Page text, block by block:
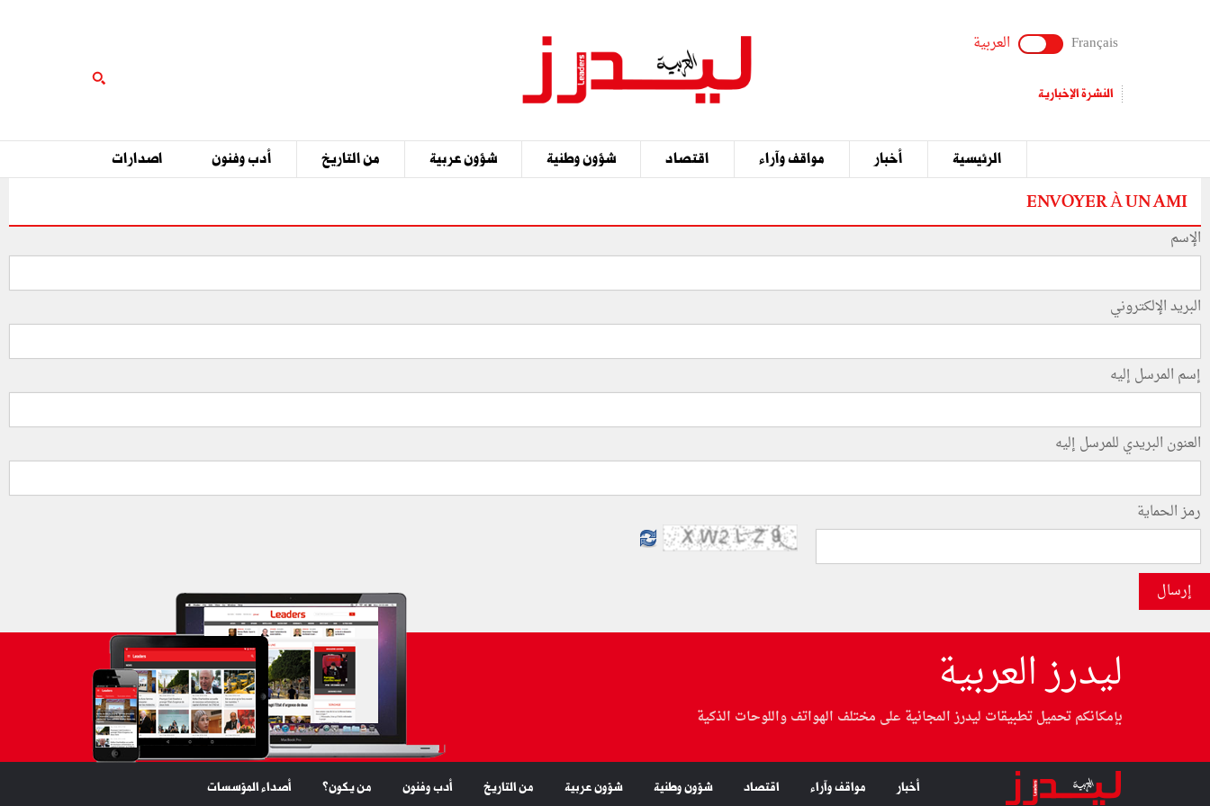
Français العربية
النشرة الإخبارية
الرئيسية أخبار مواقف وآراء اقتصاد شؤون وطنية شؤون عربية من التاريخ أدب وفنون اصدارات
ENVOYER À UN AMI
الإسم
البريد الإلكتروني
إسم المرسل إليه
العنون البريدي للمرسل إليه
رمز الحماية
إرسال
ليدرز العربية
بإمكانكم تحميل تطبيقات ليدرز المجانية على مختلف الهواتف واللوحات الذكية
أخبار مواقف وآراء اقتصاد شؤون وطنية شؤون عربية من التاريخ أدب وفنون من يكون؟ أصداء المؤسسات